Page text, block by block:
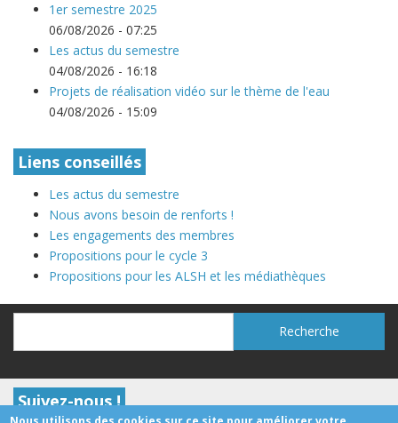
1er semestre 2025
06/08/2026 - 07:25
Les actus du semestre
04/08/2026 - 16:18
Projets de réalisation vidéo sur le thème de l'eau
04/08/2026 - 15:09
Liens conseillés
Les actus du semestre
Nous avons besoin de renforts !
Les engagements des membres
Propositions pour le cycle 3
Propositions pour les ALSH et les médiathèques
Suivez-nous !